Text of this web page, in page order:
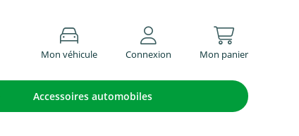
Mon véhicule Connexion Mon panier
Accessoires automobiles